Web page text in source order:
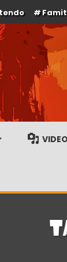
gameplay